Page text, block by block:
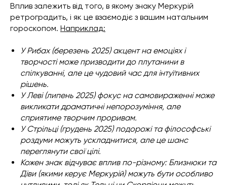
Вплив залежить від того, в якому знаку Меркурій
ретроградить, і як це взаємодіє з вашим натальним
гороскопом. Наприклад:
У Рибах (березень 2025) акцент на емоціях і
творчості може призводити до плутанини в
спілкуванні, але це чудовий час для інтуїтивних
рішень.
У Леві (липень 2025) фокус на самовираженні може
викликати драматичні непорозуміння, але
сприятиме творчим проривам.
У Стрільці (грудень 2025) подорожі та філософські
роздуми можуть ускладнитися, але це шанс
переглянути свої цілі.
Кожен знак відчуває вплив по-різному: Близнюки та
Діви (якими керує Меркурій) можуть бути особливо